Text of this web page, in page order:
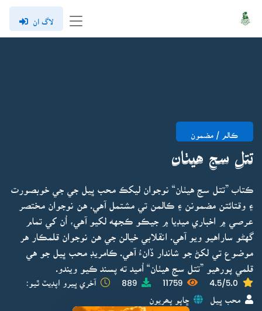
لاگ ان
ڪالم / مضمون
تتل سج هيٺان
ڪتاب ”تتل سج هيٺان“ نوجوان ليکڪ محب ڀيل جي جي خوبصورت
۽ وقتائتن مضمونن ۽ ڪالمن تي مشتمل آهي. هن نوجوان مختصر
عرصي ۾ اخباري ميڊيا ۾ جيڪو ڪجهه لکيو آهي، اُن کي تمام
گهڻو ساراهيو ويو آهي. انقلابي خيالن جي هن نوجوان قلمڪار هر
موضوع تي لکڻ جو شاندار ڏانءُ آهي. ڪامريڊ محب ڀيل جو هي
قلمي پورهيو ”تتل سج هيٺان“ اُميد ته پسند ڪيو ويندو.
4.5/5.0
11759
889 آخري ڀيرو اپڊيٽ ٿيو:
محب ڀيل ڇاپو پھريون